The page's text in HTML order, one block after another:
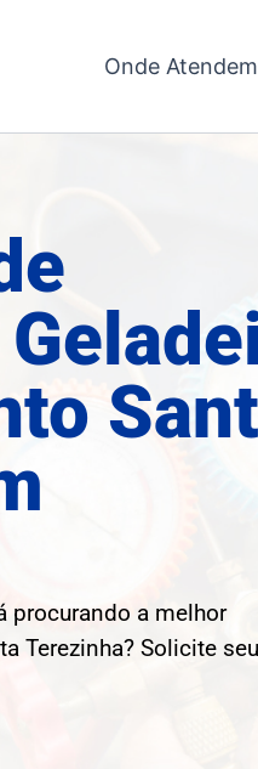
Onde
procurando a melhor
Terezinha? Solicite seu